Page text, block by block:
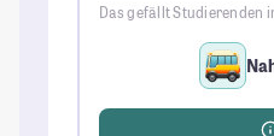
Das gefällt Studierenden